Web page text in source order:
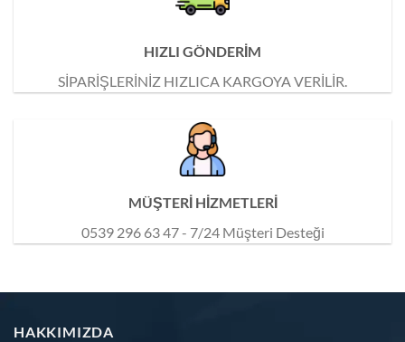
HIZLI GÖNDERİM
SİPARİŞLERİNİZ HIZLICA KARGOYA VERİLİR.
MÜŞTERİ HİZMETLERİ
0539 296 63 47 - 7/24 Müşteri Desteği
HAKKIMIZDA